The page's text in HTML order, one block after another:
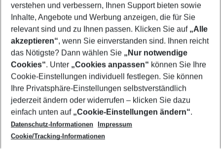
Footer
Footer navigation
Über uns
AGB
Cookie-Einstellungen ändern
Cookie-Richtlinie
Datenschutz
Service & Hilfe
Barrierefreies Reisen
Check-in
Folgen Sie uns
verstehen und verbessern, Ihnen Support bieten sowie
Inhalte, Angebote und Werbung anzeigen, die für Sie
relevant sind und zu Ihnen passen. Klicken Sie auf „Alle
akzeptieren“, wenn Sie einverstanden sind. Ihnen reicht
das Nötigste? Dann wählen Sie „Nur notwendige
Cookies“. Unter „Cookies anpassen“ können Sie Ihre
Cookie-Einstellungen individuell festlegen. Sie können
Ihre Privatsphäre-Einstellungen selbstverständlich
jederzeit ändern oder widerrufen – klicken Sie dazu
einfach unten auf „Cookie-Einstellungen ändern“.
Datenschutz-Informationen
Impressum
Cookie/Tracking-Informationen